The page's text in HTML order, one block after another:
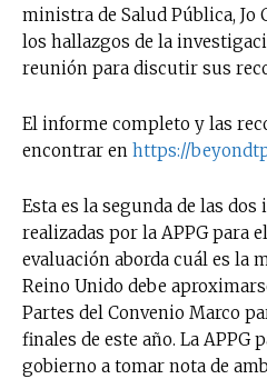
ministra de Salud Pública, Jo
los hallazgos de la
reunión para discutir sus
El informe completo y las
encontrar en https://
Esta es la segunda de las
realizadas por la APPG para
evaluación aborda cuál es la
Reino Unido debe
Partes del Convenio Marco
finales de este año. La APPG
gobierno a tomar nota de